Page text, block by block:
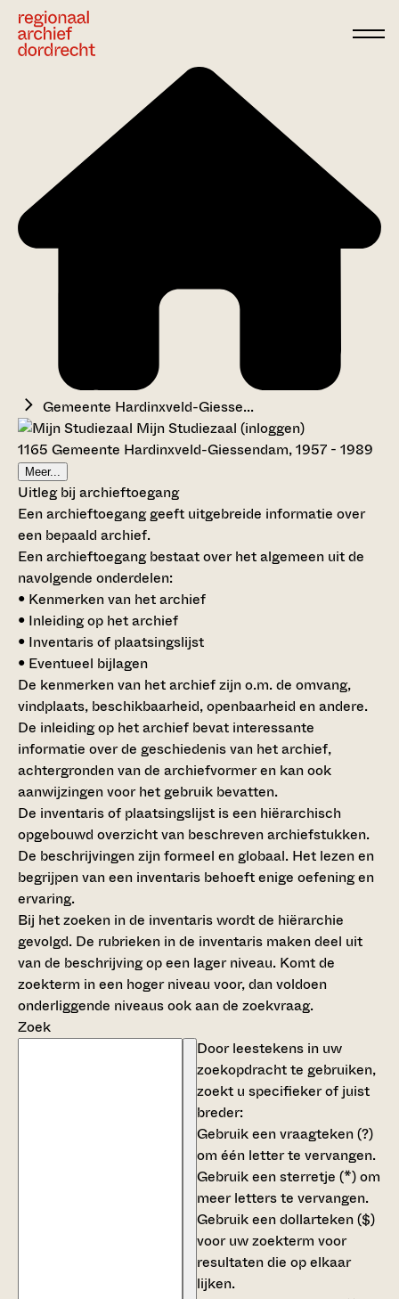
Gemeente Hardinxveld-Giesse...
Mijn Studiezaal (inloggen)
1165 Gemeente Hardinxveld-Giessendam, 1957 - 1989
Meer...
Uitleg bij archieftoegang
Een archieftoegang geeft uitgebreide informatie over
een bepaald archief.
Een archieftoegang bestaat over het algemeen uit de
navolgende onderdelen:
• Kenmerken van het archief
• Inleiding op het archief
• Inventaris of plaatsingslijst
• Eventueel bijlagen
De kenmerken van het archief zijn o.m. de omvang,
vindplaats, beschikbaarheid, openbaarheid en andere.
De inleiding op het archief bevat interessante
informatie over de geschiedenis van het archief,
achtergronden van de archiefvormer en kan ook
aanwijzingen voor het gebruik bevatten.
De inventaris of plaatsingslijst is een hiërarchisch
opgebouwd overzicht van beschreven archiefstukken.
De beschrijvingen zijn formeel en globaal. Het lezen en
begrijpen van een inventaris behoeft enige oefening en
ervaring.
Bij het zoeken in de inventaris wordt de hiërarchie
gevolgd. De rubrieken in de inventaris maken deel uit
van de beschrijving op een lager niveau. Komt de
zoekterm in een hoger niveau voor, dan voldoen
onderliggende niveaus ook aan de zoekvraag.
Zoek
Door leestekens in uw
zoekopdracht te gebruiken,
zoekt u specifieker of juist
breder:
Gebruik eenvraagteken (?)
om één letter te vervangen.
Gebruik eensterretje (*)om
meer letters te vervangen.
Gebruik eendollarteken ($)
voor uw zoekterm voor
resultaten die op elkaar
lijken.